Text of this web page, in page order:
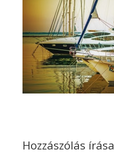
Hozzászólás írása